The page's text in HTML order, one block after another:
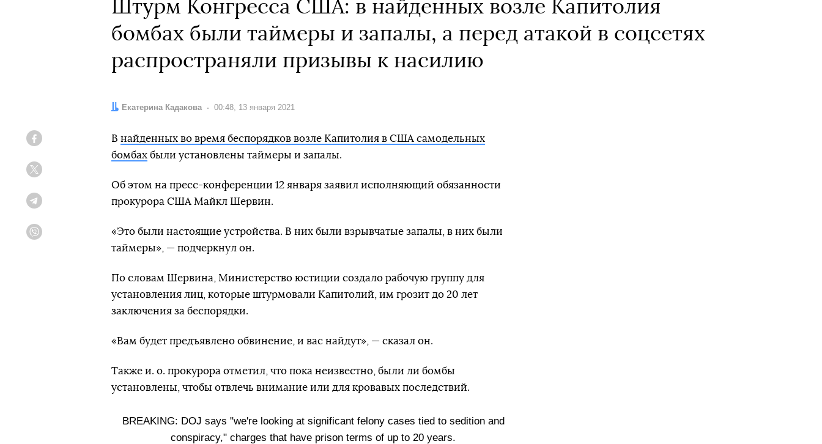
Штурм Конгресса США: в найденных возле Капитолия
бомбах были таймеры и запалы, а перед атакой в соцсетях
распространяли призывы к насилию
Автор:
Екатерина Кадакова Дата:
00:48, 13 января 2021
В найденных во время беспорядков возле Капитолия в США самодельных
бомбах были установлены таймеры и запалы.
Об этом на пресс-конференции 12 января заявил исполняющий обязанности
прокурора США Майкл Шервин.
«Это были настоящие устройства. В них были взрывчатые запалы, в них были
таймеры», — подчеркнул он.
По словам Шервина, Министерство юстиции создало рабочую группу для
установления лиц, которые штурмовали Капитолий, им грозит до 20 лет
заключения за беспорядки.
«Вам будет предъявлено обвинение, и вас найдут», — сказал он.
Также и. о. прокурора отметил, что пока неизвестно, были ли бомбы
установлены, чтобы отвлечь внимание или для кровавых последствий.
BREAKING: DOJ says "we're looking at significant felony cases tied to sedition and
conspiracy," charges that have prison terms of up to 20 years.